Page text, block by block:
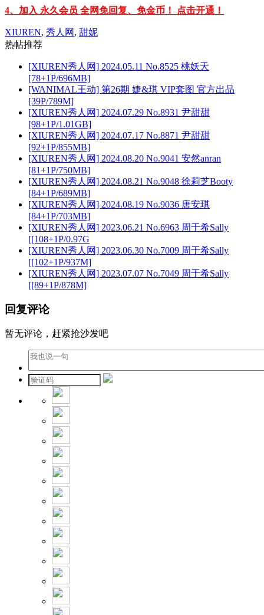
4、加入 永久会员 全网免回复、免金币！ 点击开通！
XIUREN, 秀人网 , 甜妮
热帖推荐
[XIUREN秀人网] 2024.05.11 No.8525 桃妖夭
[78+1P/696MB]
[WANIMAL王动] 第26期 婕&琪 VIP套图 官方出品
[39P/789M]
[XIUREN秀人网] 2024.07.29 No.8931 尹甜甜
[98+1P/1.01GB]
[XIUREN秀人网] 2024.07.17 No.8871 尹甜甜
[92+1P/855MB]
[XIUREN秀人网] 2024.08.20 No.9041 安然anran
[81+1P/750MB]
[XIUREN秀人网] 2024.08.21 No.9048 徐莉芝Booty
[84+1P/689MB]
[XIUREN秀人网] 2024.08.19 No.9036 唐安琪
[84+1P/703MB]
[XIUREN秀人网] 2023.06.21 No.6963 周于希Sally
[[108+1P/0.97G
[XIUREN秀人网] 2023.06.30 No.7009 周于希Sally
[[102+1P/937M]
[XIUREN秀人网] 2023.07.07 No.7049 周于希Sally
[[89+1P/878M]
回复评论
暂无评论，赶紧抢沙发吧